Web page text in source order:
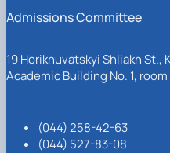
Admissions Committee
19 Horikhuvatskyi Shliakh St.,
Academic Building No. 1, room
(044) 258-42-63
(044) 527-83-08